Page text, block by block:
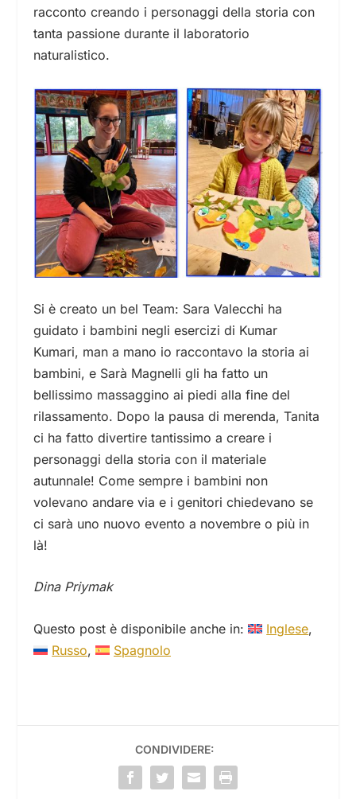
racconto creando i personaggi della storia con
tanta passione durante il laboratorio
naturalistico.
Si è creato un bel Team: Sara Valecchi ha
guidato i bambini negli esercizi di Kumar
Kumari, man a mano io raccontavo la storia ai
bambini, e Sarà Magnelli gli ha fatto un
bellissimo massaggino ai piedi alla fine del
rilassamento. Dopo la pausa di merenda, Tanita
ci ha fatto divertire tantissimo a creare i
personaggi della storia con il materiale
autunnale! Come sempre i bambini non
volevano andare via e i genitori chiedevano se
ci sarà uno nuovo evento a novembre o più in
là!
Dina Priymak
Questo post è disponibile anche in:
Inglese
Russo
Spagnolo
CONDIVIDERE: